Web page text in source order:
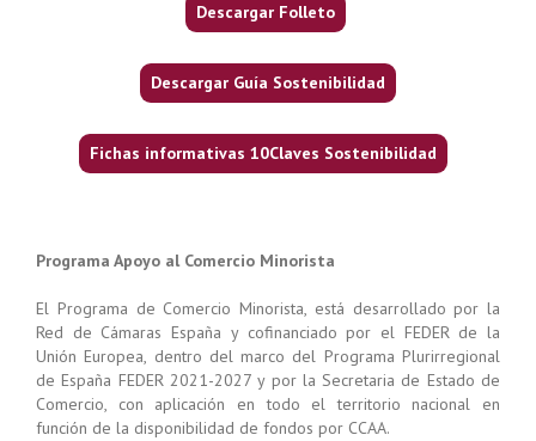
Descargar Folleto
Descargar Guía Sostenibilidad
Fichas informativas 10Claves Sostenibilidad
Programa Apoyo al Comercio Minorista
El Programa de Comercio Minorista, está desarrollado por la
Red de Cámaras España y cofinanciado por el FEDER de la
Unión Europea, dentro del marco del Programa Plurirregional
de España FEDER 2021-2027 y por la Secretaria de Estado de
Comercio, con aplicación en todo el territorio nacional en
función de la disponibilidad de fondos por CCAA.